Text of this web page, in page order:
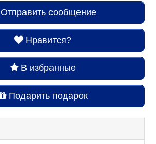
Отправить сообщение
Нравится?
В избранные
Подарить подарок